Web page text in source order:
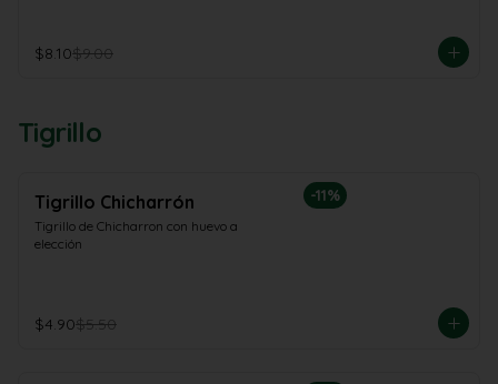
$8.10$9.00
Tigrillo
-11%
Tigrillo Chicharrón
Tigrillo de Chicharron con huevo a
elección
$4.90$5.50